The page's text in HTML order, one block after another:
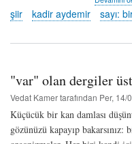
bekçisi
aydemir
şiir kadir aydemir sayı:
"var" olan dergiler
Vedat Kamertarafından Per, 14/
Küçücük bir kan damlası
gözünüzü kapayıp